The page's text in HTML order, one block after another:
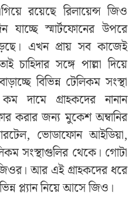
রয়েছে রিলায়েন্স জিও
স্মার্টফোনের উপরে
এখন প্রায় সব কাজেই
চাহিদার সঙ্গে পাল্লা দিয়ে
বিভিন্ন টেলিকম সংস্থা
দামে গ্রাহকদের নানান
করার জন্য মুকেশ অম্বানির
ভোডাফোন আইডিয়া,
সংস্থাগুলির থেকে। গোটা
আর এই গ্রাহকদের ধরে
প্ল্যান নিয়ে আসে জিও।